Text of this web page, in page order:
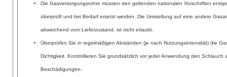
Die Gasversorgungsrohre müssen den geltenden nationalen Vorschriften
überprüft und bei Bedarf ersetzt werden. Die Umstellung auf eine andere
abweichend vom Lieferzustand, ist nicht erlaubt.
Überprüfen Sie in regelmäßigen Abständen (je nach Nutzungsintensität) die
Dichtigkeit. Kontrollieren Sie grundsätzlich vor jeder Anwendung den Schlauch
Beschädigungen.